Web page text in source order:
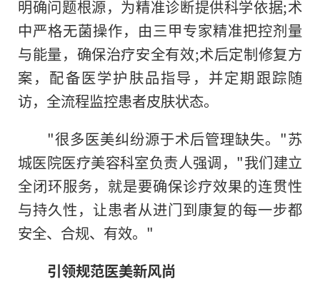
明确问题根源，为精准诊断提供科学依据;术
中严格无菌操作，由三甲专家精准把控剂量
与能量，确保治疗安全有效;术后定制修复方
案，配备医学护肤品指导，并定期跟踪随
访，全流程监控患者皮肤状态。
"很多医美纠纷源于术后管理缺失。"苏
城医院医疗美容科室负责人强调，"我们建立
全闭环服务，就是要确保诊疗效果的连贯性
与持久性，让患者从进门到康复的每一步都
安全、合规、有效。"
引领规范医美新风尚